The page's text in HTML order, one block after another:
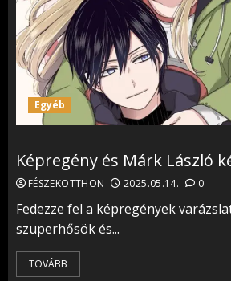
Egyéb
Képregény és Márk László
FÉSZEKOTTHON 2025.05.14. 0
Fedezze fel a képregények
szuperhősök és...
TOVÁBB